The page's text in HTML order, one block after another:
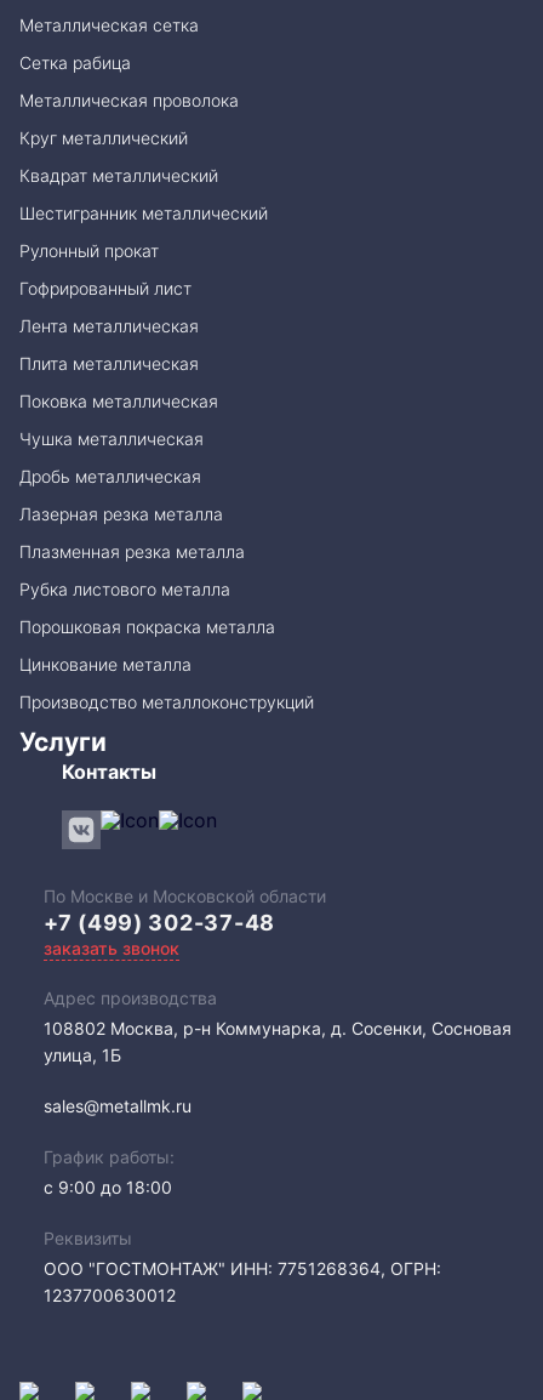
Металлическая сетка
Сетка рабица
Металлическая проволока
Круг металлический
Квадрат металлический
Шестигранник металлический
Рулонный прокат
Гофрированный лист
Лента металлическая
Плита металлическая
Поковка металлическая
Чушка металлическая
Дробь металлическая
Лазерная резка металла
Плазменная резка металла
Рубка листового металла
Порошковая покраска металла
Цинкование металла
Производство металлоконструкций
Услуги
Контакты
По Москве и Московской области
+7 (499) 302-37-48
заказать звонок
Адрес производства
108802​ Москва, р-н Коммунарка, д. Сосенки, Сосновая
улица, 1Б
sales@metallmk.ru
График работы:
с 9:00 до 18:00
Реквизиты
ООО "ГОСТМОНТАЖ" ИНН: 7751268364, ОГРН:
1237700630012